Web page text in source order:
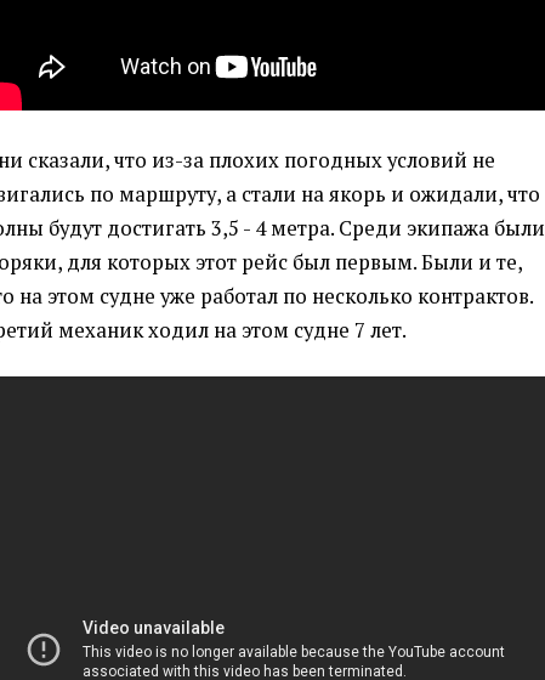
сказали, что из-за плохих погодных условий не
по маршруту, а стали на якорь и ожидали, что
будут достигать 3,5 - 4 метра. Среди экипажа были
для которых этот рейс был первым. Были и те,
на этом судне уже работал по несколько контрактов.
механик ходил на этом судне 7 лет.